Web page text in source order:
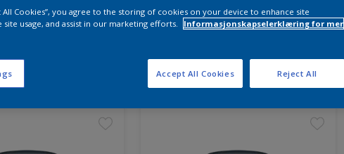
All Cookies”, you agree to the storing of cookies on your device to enhance site
site usage, and assist in our marketing efforts.
Informasjonskapselerklæring for mer
Reject All
Accept All Cookies